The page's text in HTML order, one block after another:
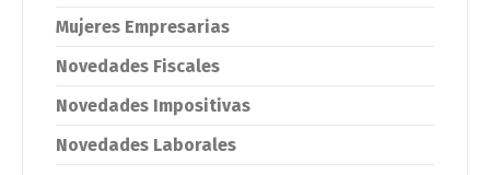
Mujeres Empresarias
Novedades Fiscales
Novedades Impositivas
Novedades Laborales